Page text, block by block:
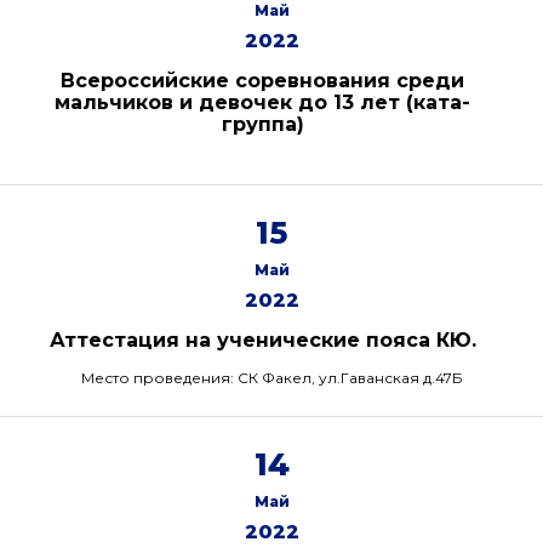
Май
2022
Всероссийские соревнования среди
мальчиков и девочек до 13 лет (ката-
группа)
15
Май
2022
Аттестация на ученические пояса КЮ.
Место проведения: СК Факел, ул.Гаванская д.47Б
14
Май
2022